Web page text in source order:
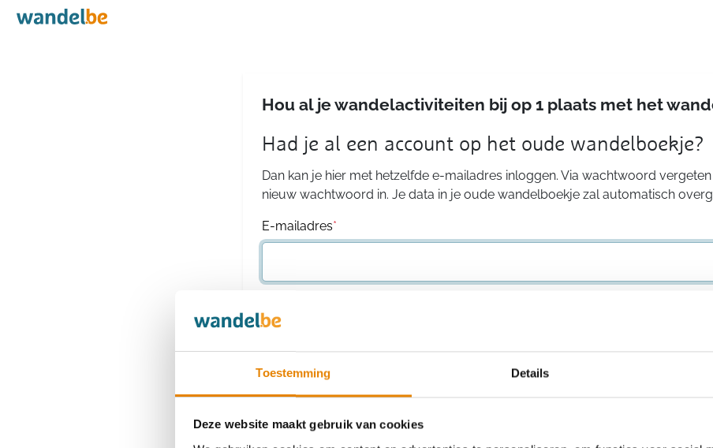
Toestemming Details
Deze website maakt gebruik van cookies
Home
Hou al je wandelactiviteiten bij op 1 plaats met het
Had je al een account op het oude wandelboekje?
Dan kan je hier met hetzelfde e-mailadres inloggen. Via wachtwoord
nieuw wachtwoord in. Je data in je oude wandelboekje zal automatisch
E-mailadres*